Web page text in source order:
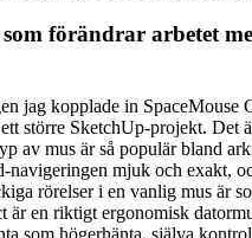
förändrar arbetet
jag kopplade in SpaceMouse
större SketchUp-projekt. Det
av mus är så populär bland
navigeringen mjuk och exakt,
rörelser i en vanlig mus är
är en riktigt ergonomisk